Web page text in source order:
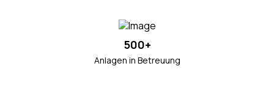
500+
Anlagen in Betreuung